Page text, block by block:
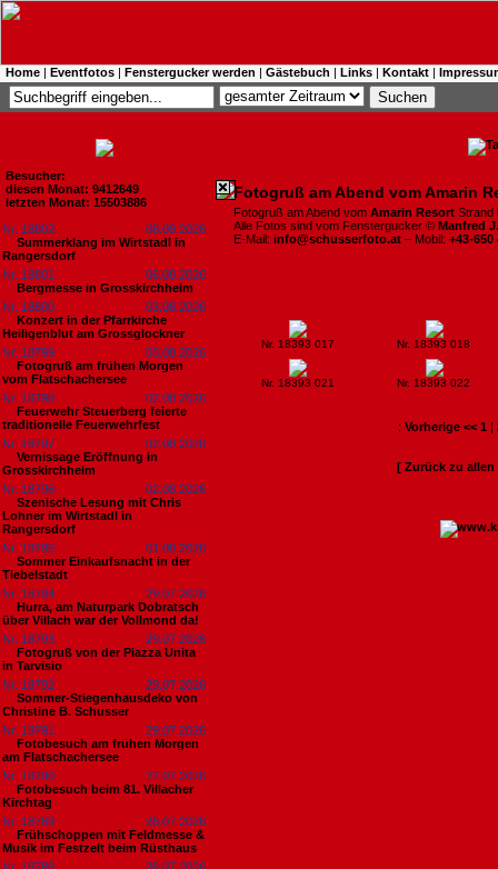
Home | Eventfotos | Fenstergucker werden | Gästebuch | Links | Kontakt |
Besucher:
diesen Monat: 9412649
letzten Monat: 15503886
Nr. 18802
08.08.2026
Summerklang im Wirtstadl in
Rangersdorf
Nr. 18801
06.08.2026
Bergmesse in Grosskirchheim
Nr. 18800
03.08.2026
Konzert in der Pfarrkirche
Heiligenblut am Grossglockner
Nr. 18799
03.08.2026
Fotogruß am frühen Morgen
vom Flatschachersee
Nr. 18798
02.08.2026
Feuerwehr Steuerberg feierte
traditionelle Feuerwehrfest
Nr. 18797
02.08.2026
Vernissage Eröffnung in
Grosskirchheim
Nr. 18796
02.08.2026
Szenische Lesung mit Chris
Lohner im Wirtstadl in
Rangersdorf
Nr. 18795
01.08.2026
Sommer Einkaufsnacht in der
Tiebelstadt
Nr. 18794
29.07.2026
Hurra, am Naturpark Dobratsch
über Villach war der Vollmond da!
Nr. 18793
29.07.2026
Fotogruß von der Piazza Unita
in Tarvisio
Nr. 18792
29.07.2026
Sommer-Stiegenhausdeko von
Christine B. Schusser
Nr. 18791
29.07.2026
Fotobesuch am frühen Morgen
am Flatschachersee
Nr. 18790
27.07.2026
Fotobesuch beim 81. Villacher
Kirchtag
Nr. 18789
26.07.2026
Frühschoppen mit Feldmesse &
Musik im Festzelt beim Rüsthaus
Fotogruß am Abend vom Amarin
Fotogruß am Abend vom Amarin Resort Strand
Alle Fotos sind vom Fenstergucker © Manfred
E-Mail: info@schusserfoto.at – Mobil: +43-650
Nr. 18393 017 Nr. 18393 018
Nr. 18393 021 Nr. 18393 022
: Vorherige << 1 |
[ Zurück zu